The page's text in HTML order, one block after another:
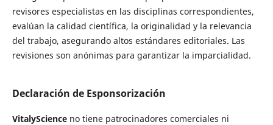
revisores especialistas en las disciplinas correspondientes,
evalúan la calidad científica, la originalidad y la relevancia
del trabajo, asegurando altos estándares editoriales. Las
revisiones son anónimas para garantizar la imparcialidad.
Declaración de Esponsorización
VitalyScienceno tiene patrocinadores comerciales ni